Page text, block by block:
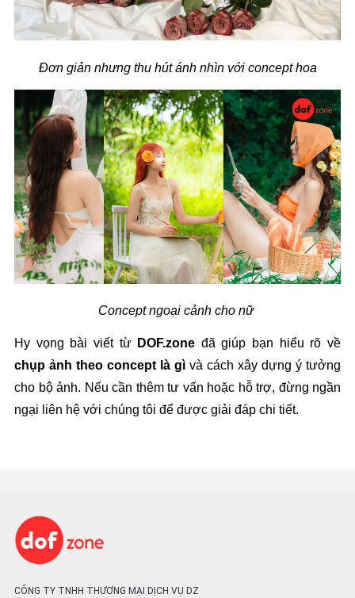
Đơn giản nhưng thu hút ánh nhìn với concept hoa
Concept ngoại cảnh cho nữ
Hy vọng bài viết từ DOF.zone
chụp ảnh theo concept là gì và cách xây dựng ý tưởng
cho bộ ảnh. Nếu cần thêm tư vấn hoặc hỗ trợ, đừng ngần
ngại liên hệ với chúng tôi để được giải đáp chi tiết.
CÔNG TY TNHH THƯƠNG MẠI DỊCH VỤ DZ